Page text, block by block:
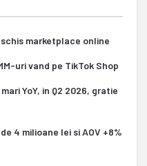
marketplace online
uri vand pe TikTok Shop
YoY, in Q2 2026, gratie
4 milioane lei si AOV +8%